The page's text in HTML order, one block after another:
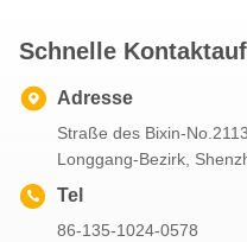
Schnelle
Adresse
Straße des Bixin-
Longgang-Bezirk,
Tel
86-135-1024-0578